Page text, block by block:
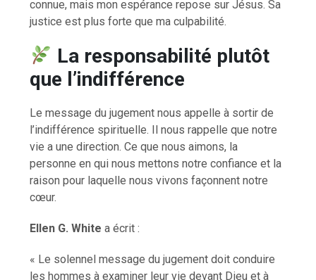
connue, mais mon espérance repose sur Jésus. Sa
justice est plus forte que ma culpabilité.
La responsabilité plutôt
que l’indifférence
Le message du jugement nous appelle à sortir de
l’indifférence spirituelle. Il nous rappelle que notre
vie a une direction. Ce que nous aimons, la
personne en qui nous mettons notre confiance et la
raison pour laquelle nous vivons façonnent notre
cœur.
Ellen G. White a écrit :
« Le solennel message du jugement doit conduire
les hommes à examiner leur vie devant Dieu et à